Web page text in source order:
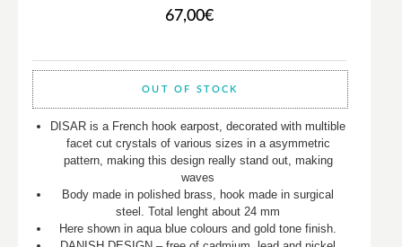
67,00€
OUT OF STOCK
DISAR is a French hook earpost, decorated with multible
facet cut crystals of various sizes in a asymmetric
pattern, making this design really stand out, making
waves
Body made in polished brass, hook made in surgical
steel. Total lenght about 24 mm
Here shown in aqua blue colours and gold tone finish.